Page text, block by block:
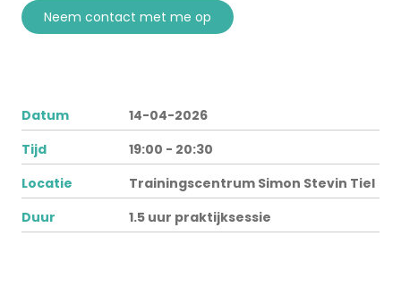
neem contact met me op
Datum
14-04-2026
Tijd
19:00 - 20:30
Locatie
Trainingscentrum Simon Stevin Tiel
Duur
1.5 uur praktijksessie